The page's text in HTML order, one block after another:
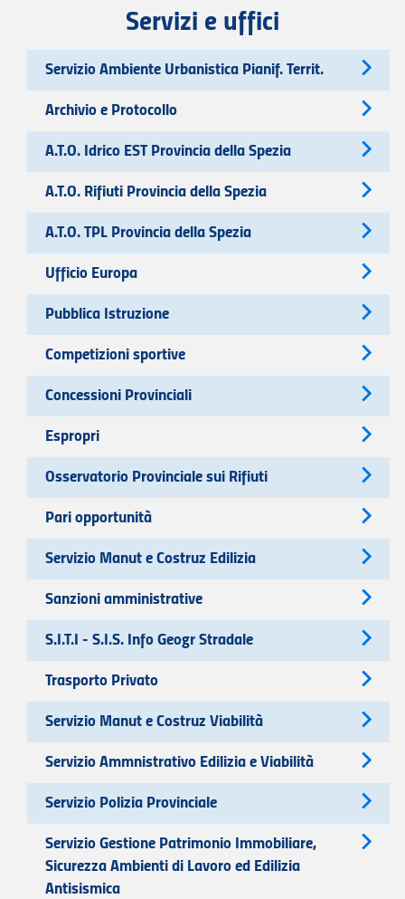
Servizi e uffici
Servizio Ambiente Urbanistica Pianif. Territ.
Archivio e Protocollo
A.T.O. Idrico EST Provincia della Spezia
A.T.O. Rifiuti Provincia della Spezia
A.T.O. TPL Provincia della Spezia
Ufficio Europa
Pubblica Istruzione
Competizioni sportive
Concessioni Provinciali
Espropri
Osservatorio Provinciale sui Rifiuti
Pari opportunità
Servizio Manut e Costruz Edilizia
Sanzioni amministrative
S.I.T.I - S.I.S. Info Geogr Stradale
Trasporto Privato
Servizio Manut e Costruz Viabilità
Servizio Ammnistrativo Edilizia e Viabilità
Servizio Polizia Provinciale
Servizio Gestione Patrimonio Immobiliare,
Sicurezza Ambienti di Lavoro ed Edilizia
Antisismica